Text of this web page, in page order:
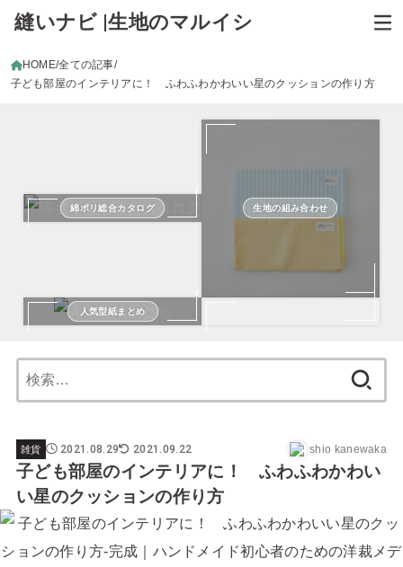
縫いナビ |生地のマルイシ
HOME 全ての記事
子ども部屋のインテリアに！ ふわふわかわいい星のクッションの作り方
綿ポリ総合カタログ 生地の組み合わせ
人気型紙まとめ
索:
雑貨 2021.08.29 2021.09.22 shio kanewaka
子ども部屋のインテリアに！ ふわふわかわい
い星のクッションの作り方